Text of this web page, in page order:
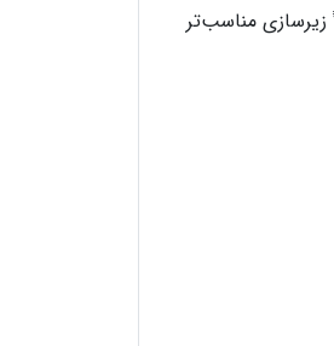
زیرسازی مناسب‌تر